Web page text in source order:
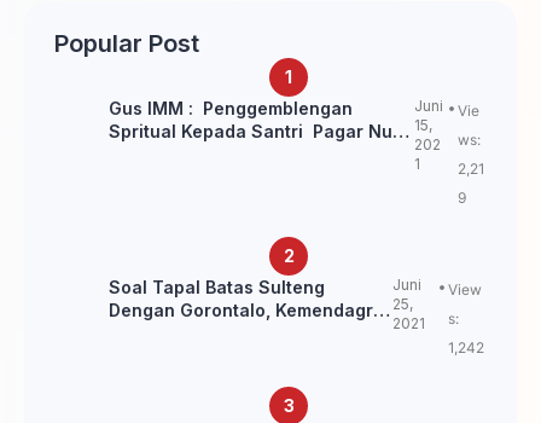
Popular Post
Gus IMM : Penggemblengan
Spritual Kepada Santri Pagar Nusa
Juni
15,
202
1
Vie
ws:
2,21
9
Soal Tapal Batas Sulteng
Dengan Gorontalo, Kemendagri:
Juni
25,
2021
View
s:
1,242